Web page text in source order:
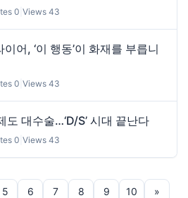
0 Views 43
어, ‘이 행동’이 화재를 부릅니
0 Views 43
대수술…‘D/S’ 시대 끝난다
0 Views 43
5 6 7 8 9 10 »